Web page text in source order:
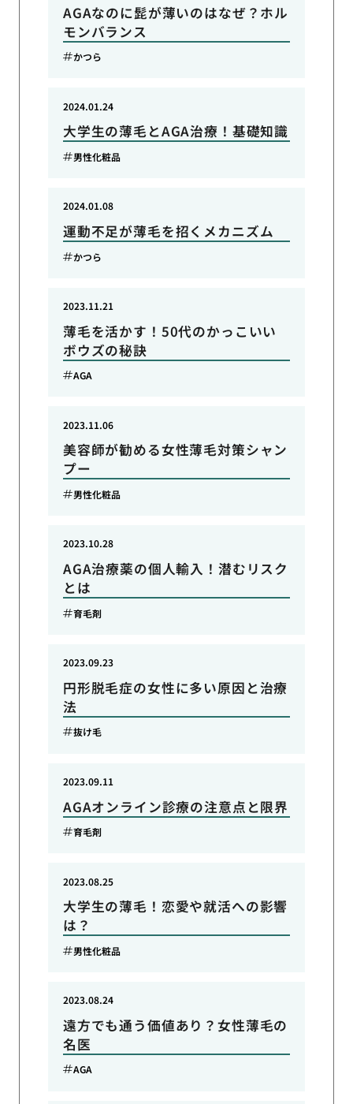
AGAなのに髭が薄いのはなぜ？ホル
モンバランス
かつら
大学生の薄毛とAGA治療！基礎知識
2024.01.24
男性化粧品
運動不足が薄毛を招くメカニズム
2024.01.08
かつら
薄毛を活かす！50代のかっこいい
ボウズの秘訣
2023.11.21
AGA
美容師が勧める女性薄毛対策シャン
プー
2023.11.06
男性化粧品
AGA治療薬の個人輸入！潜むリスク
とは
2023.10.28
育毛剤
円形脱毛症の女性に多い原因と治療
法
2023.09.23
抜け毛
AGAオンライン診療の注意点と限界
2023.09.11
育毛剤
大学生の薄毛！恋愛や就活への影響
は？
2023.08.25
男性化粧品
遠方でも通う価値あり？女性薄毛の
名医
2023.08.24
AGA